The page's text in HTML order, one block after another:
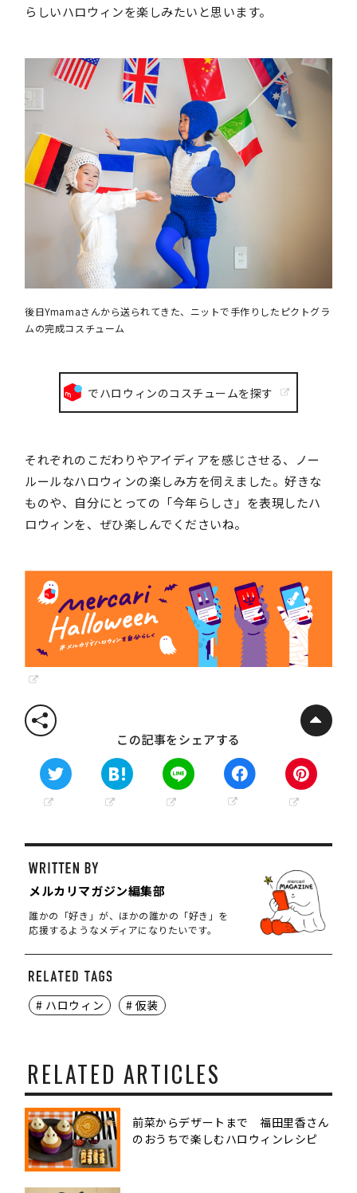
らしいハロウィンを楽しみたいと思います。
後日Ymamaさんから送られてきた、ニットで手作りしたピクトグラ
ムの完成コスチューム
でハロウィンのコスチュームを探す
それぞれのこだわりやアイディアを感じさせる、ノー
ルールなハロウィンの楽しみ方を伺えました。好きな
ものや、自分にとっての「今年らしさ」を表現したハ
ロウィンを、ぜひ楽しんでくださいね。
この記事をシェアする
メルカリマガジン編集部
誰かの「好き」が、ほかの誰かの「好き」を
応援するようなメディアになりたいです。
# ハロウィン # 仮装
RELATED ARTICLES
前菜からデザートまで 福田里香さん
のおうちで楽しむハロウィンレシピ